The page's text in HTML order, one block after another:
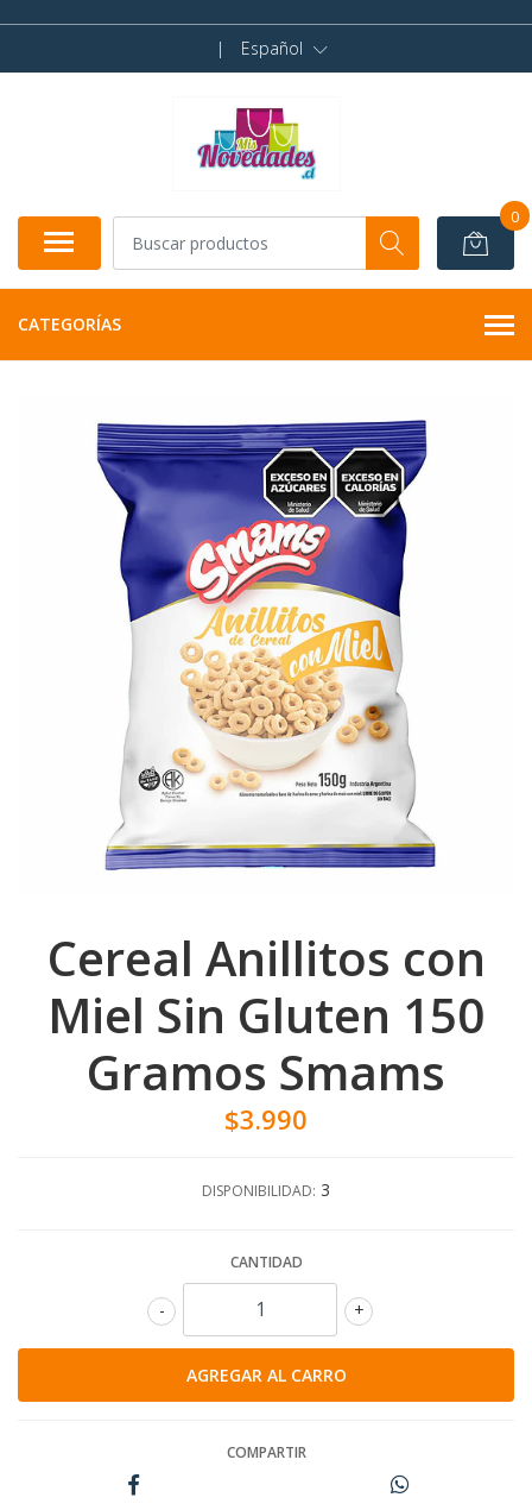
| Español
0
CATEGORÍAS
Cereal Anillitos con
Miel Sin Gluten 150
Gramos Smams
$3.990
DISPONIBILIDAD: 3
CANTIDAD
+
-
COMPARTIR